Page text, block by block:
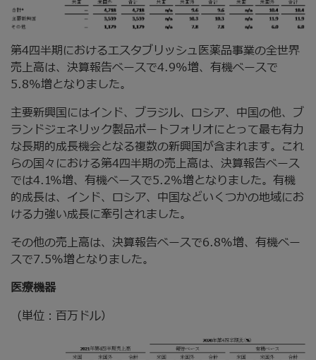
第4四半期におけるエスタブリッシュ医薬品事業の全世界
売上高は、決算報告ベースで4.9%増、有機ベースで
5.8%増となりました。
主要新興国にはインド、ブラジル、ロシア、中国の他、ブ
ランドジェネリック製品ポートフォリオにとって最も有力
な長期的成長機会となる複数の新興国が含まれます。これ
らの国々における第4四半期の売上高は、決算報告ベース
では4.1%増、有機ベースで5.2%増となりました。有機
的成長は、インド、ロシア、中国などいくつかの地域にお
ける力強い成長に牽引されました。
その他の売上高は、決算報告ベースで6.8%増、有機ベー
スで7.5%増となりました。
医療機器
（単位：百万ドル）